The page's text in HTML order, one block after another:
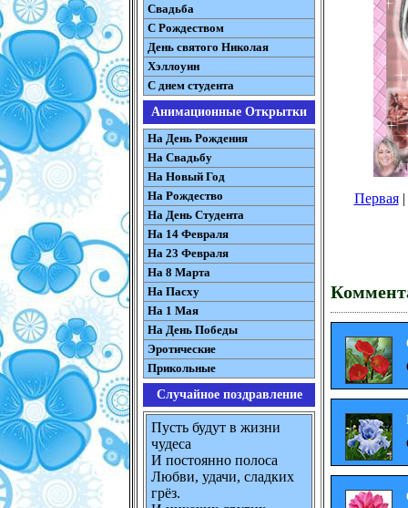
Свадьба
С Рождеством
День святого Николая
Хэллоуин
С днем студента
Анимационные Открытки
На День Рождения
На Свадьбу
На Новый Год
На Рождество
На День Студента
На 14 Февраля
На 23 Февраля
На 8 Марта
На Пасху
На 1 Мая
На День Победы
Эротические
Прикольные
Случайное поздравление
Пусть будут в жизни
чудеса
И постоянно полоса
Любви, удачи, сладких
грёз.
Первая|